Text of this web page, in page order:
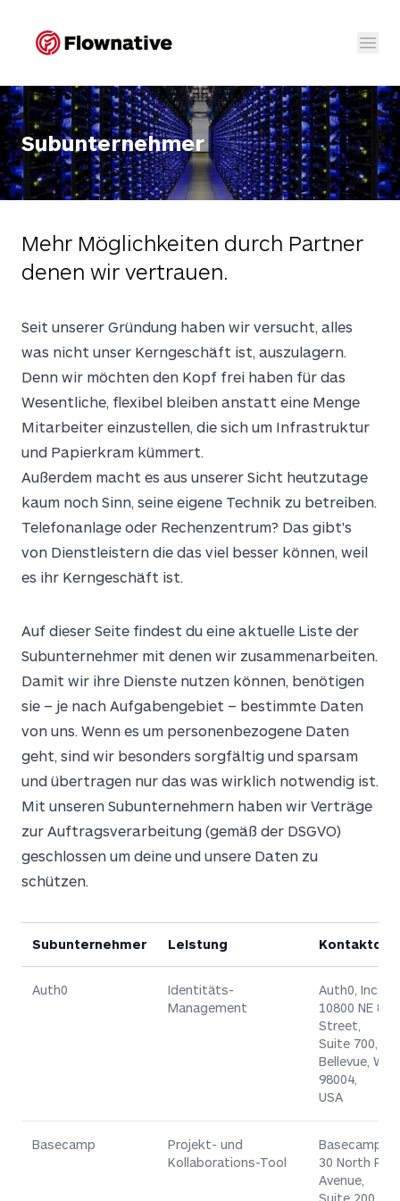
Go to main navigation
Go to content section
Go to the footer
Flownative
Subunternehmer
Mehr Möglichkeiten durch Partner
denen wir vertrauen.
Seit unserer Gründung haben wir versucht, alles
was nicht unser Kerngeschäft ist, auszulagern.
Denn wir möchten den Kopf frei haben für das
Wesentliche, flexibel bleiben anstatt eine Menge
Mitarbeiter einzustellen, die sich um Infrastruktur
und Papierkram kümmert.
Außerdem macht es aus unserer Sicht heutzutage
kaum noch Sinn, seine eigene Technik zu betreiben.
Telefonanlage oder Rechenzentrum? Das gibt's
von Dienstleistern die das viel besser können, weil
es ihr Kerngeschäft ist.
Auf dieser Seite findest du eine aktuelle Liste der
Subunternehmer mit denen wir zusammenarbeiten.
Damit wir ihre Dienste nutzen können, benötigen
sie – je nach Aufgabengebiet – bestimmte Daten
von uns. Wenn es um personenbezogene Daten
geht, sind wir besonders sorgfältig und sparsam
und übertragen nur das was wirklich notwendig ist.
Mit unseren Subunternehmern haben wir Verträge
zur Auftragsverarbeitung (gemäß der DSGVO)
geschlossen um deine und unsere Daten zu
schützen.
Subunternehmer Leistung
Auth0
Identitäts-
Management
Auth0, Inc,
10800 NE 8th
Street,
Suite 700,
Bellevue, WA
98004,
USA
Basecamp
Projekt- und
Kollaborations-Tool
Basecamp,
30 North
Avenue,
Suite 200